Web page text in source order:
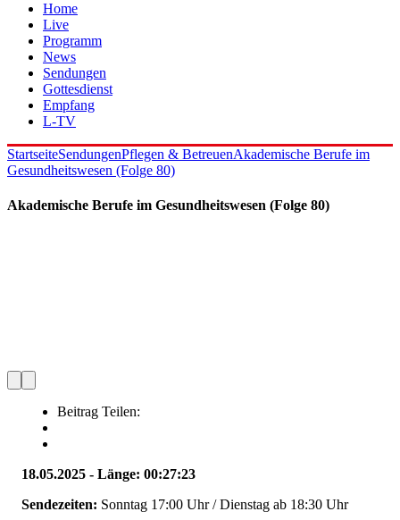
Home
Live
Programm
News
Sendungen
Gottesdienst
Empfang
L-TV
StartseiteSendungenPflegen & BetreuenAkademische Berufe im
Gesundheitswesen (Folge 80)
Akademische Berufe im Gesundheitswesen (Folge 80)
Beitrag Teilen:
18.05.2025 - Länge: 00:27:23
Sendezeiten: Sonntag 17:00 Uhr / Dienstag ab 18:30 Uhr